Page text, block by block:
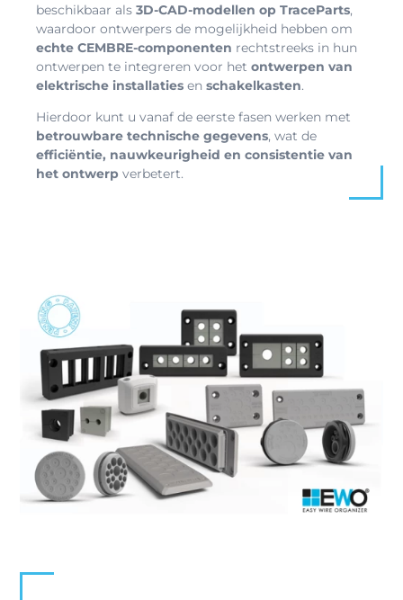
beschikbaar als 3D-CAD-modellen op TraceParts,
waardoor ontwerpers de mogelijkheid hebben om
echte CEMBRE-componenten rechtstreeks in hun
ontwerpen te integreren voor het ontwerpen van
elektrische installaties en schakelkasten.
Hierdoor kunt u vanaf de eerste fasen werken met
betrouwbare technische gegevens, wat de
efficiëntie, nauwkeurigheid en consistentie van
het ontwerp verbetert.